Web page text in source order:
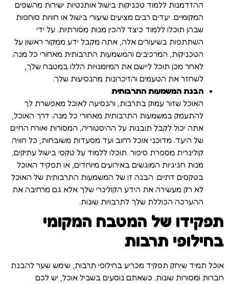
ההזדמנות ללמוד טכניקות בישול אותנטיות ישירות מהשפים
המקומיים. יעדים רבים מציעים שיעורי בישול או חוויות סוחפות
שבהן תוכלו ללמוד כיצד להכין מנות מסורתיות. על ידי
השתתפות בשיעורים אלה, אתה מקבל ידע ממקור ראשון על
הטכניקות, המרכיבים והמשמעות התרבותית מאחורי כל מנה.
לאחר מכן תוכל ליישם את המיומנויות הללו במטבח שלך,
לשחזר את הטעמים והזיכרונות מהנסיעות שלך.
הבנת המשמעות התרבותית
האוכל שזור עמוק בתרבות, והנסיעה לאוכל מאפשרת לך
להתעמק במשמעות התרבותית מאחורי כל מנה. דרך האוכל,
אתה יכול לקבל תובנות על ההיסטוריה, המסורות ואורח החיים
של היעד. מדוכני אוכל רחוב ועד מסעדות משובחות, כל חוויה
קולינרית מספרת סיפור. תוכלו ללמוד על טקסי בישול עתיקים,
מנות חגיגיות המוגשים באירועים מיוחדים, או תפקיד האוכל
בטקסים דתיים. הבנה זו של המשמעות התרבותית של האוכל
לא רק מעשירה את הידע הקולינרי שלך אלא גם מרחיבה את
ההערכה הכוללת שלך לתרבויות שונות.
תפקידו של המטבח המקומי
בחילופי תרבות
אוכל תמיד שיחק תפקיד מכריע בחילופי תרבות, שימש שער להבנת
חברות ומסורות שונות. כשאתם נוסעים בשביל אוכל, יש לכם